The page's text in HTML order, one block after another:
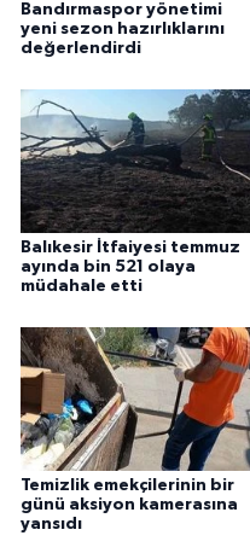
Bandırmaspor yönetimi
yeni sezon hazırlıklarını
değerlendirdi
Balıkesir İtfaiyesi temmuz
ayında bin 521 olaya
müdahale etti
Temizlik emekçilerinin bir
günü aksiyon kamerasına
yansıdı